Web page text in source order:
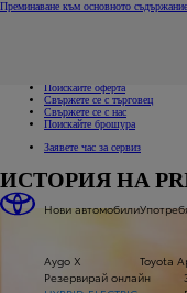
Преминаване към основното
Поискайте оферта
Свържете се с търговец
Свържете се с нас
Поискайте брошура
Заявете час за сервиз
Нови автомобили
Aygo X
Резервирай онлайн
Toyota
ИСТОРИЯ НА